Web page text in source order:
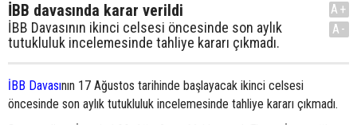
İBB davasında karar verildi
İBB Davasının ikinci celsesi öncesinde son aylık
tutukluluk incelemesinde tahliye kararı çıkmadı.
A+
A-
İBB Davasının 17 Ağustos tarihinde başlayacak ikinci celsesi
öncesinde son aylık tutukluluk incelemesinde tahliye kararı çıkmadı.